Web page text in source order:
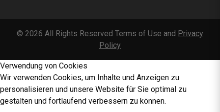
© 2026 All Rights Reserved Terms of Use and Privacy
Policy
Verwendung von Cookies
Wir verwenden Cookies, um Inhalte und Anzeigen zu
personalisieren und unsere Website für Sie optimal zu
gestalten und fortlaufend verbessern zu können.